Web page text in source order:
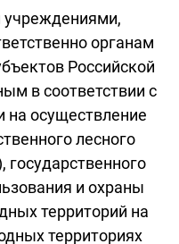
учреждениями,
органам
Российской
в соответствии с
осуществление
лесного
государственного
и охраны
территорий на
территориях